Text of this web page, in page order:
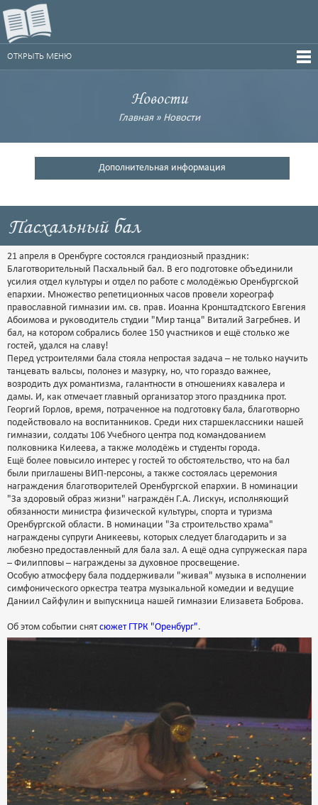
ОТКРЫТЬ МЕНЮ
Новости
Главная» Новости
Дополнительная информация
Пасхальный бал
21 апреля в Оренбурге состоялся грандиозный праздник:
Благотворительный Пасхальный бал. В его подготовке объединили
усилия отдел культуры и отдел по работе с молодёжью Оренбургской
епархии. Множество репетиционных часов провели хореограф
православной гимназии им. св. прав. Иоанна Кронштадтского Евгения
Абоимова и руководитель студии "Мир танца" Виталий Загребнев. И
бал, на котором собрались более 150 участников и ещё столько же
гостей, удался на славу!
Перед устроителями бала стояла непростая задача – не только научить
танцевать вальсы, полонез и мазурку, но, что гораздо важнее,
возродить дух романтизма, галантности в отношениях кавалера и
дамы. И, как отмечает главный организатор этого праздника прот.
Георгий Горлов, время, потраченное на подготовку бала, благотворно
подействовало на воспитанников. Среди них старшеклассники нашей
гимназии, солдаты 106 Учебного центра под командованием
полковника Килеева, а также молодёжь и студенты города.
Ещё более повысило интерес у гостей то обстоятельство, что на бал
были приглашены ВИП-персоны, а также состоялась церемония
награждения благотворителей Оренбургской епархии. В номинации
"За здоровый образ жизни" награждён Г.А. Лискун, исполняющий
обязанности министра физической культуры, спорта и туризма
Оренбургской области. В номинации "За строительство храма"
награждены супруги Аникеевы, которых следует благодарить и за
любезно предоставленный для бала зал. А ещё одна супружеская пара
– Филипповы – награждены за духовное просвещение.
Особую атмосферу бала поддерживали "живая" музыка в исполнении
симфонического оркестра театра музыкальной комедии и ведущие
Даниил Сайфулин и выпускница нашей гимназии Елизавета Боброва.
Об этом событии снят сюжет ГТРК "Оренбург".